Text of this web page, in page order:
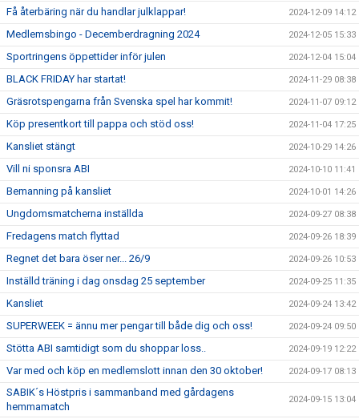
Få återbäring när du handlar julklappar! 2024-12-09 14:12
Medlemsbingo - Decemberdragning 2024 2024-12-05 15:33
Sportringens öppettider inför julen 2024-12-04 15:04
BLACK FRIDAY har startat! 2024-11-29 08:38
Gräsrotspengarna från Svenska spel har kommit! 2024-11-07 09:12
Köp presentkort till pappa och stöd oss! 2024-11-04 17:25
Kansliet stängt 2024-10-29 14:26
Vill ni sponsra ABI 2024-10-10 11:41
Bemanning på kansliet 2024-10-01 14:26
Ungdomsmatcherna inställda 2024-09-27 08:38
Fredagens match flyttad 2024-09-26 18:39
Regnet det bara öser ner... 26/9 2024-09-26 10:53
Inställd träning i dag onsdag 25 september 2024-09-25 11:35
Kansliet 2024-09-24 13:42
SUPERWEEK = ännu mer pengar till både dig och oss! 2024-09-24 09:50
Stötta ABI samtidigt som du shoppar loss.. 2024-09-19 12:22
Var med och köp en medlemslott innan den 30 oktober! 2024-09-17 08:13
SABIK´s Höstpris i sammanband med gårdagens
hemmamatch
2024-09-15 13:04